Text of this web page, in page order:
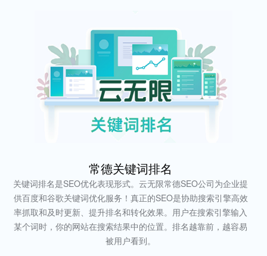
常德关键词排名
关键词排名是SEO优化表现形式。云无限常德SEO公司为企业提
供百度和谷歌关键词优化服务！真正的SEO是协助搜索引擎高效
率抓取和及时更新、提升排名和转化效果。用户在搜索引擎输入
某个词时，你的网站在搜索结果中的位置。排名越靠前，越容易
被用户看到。